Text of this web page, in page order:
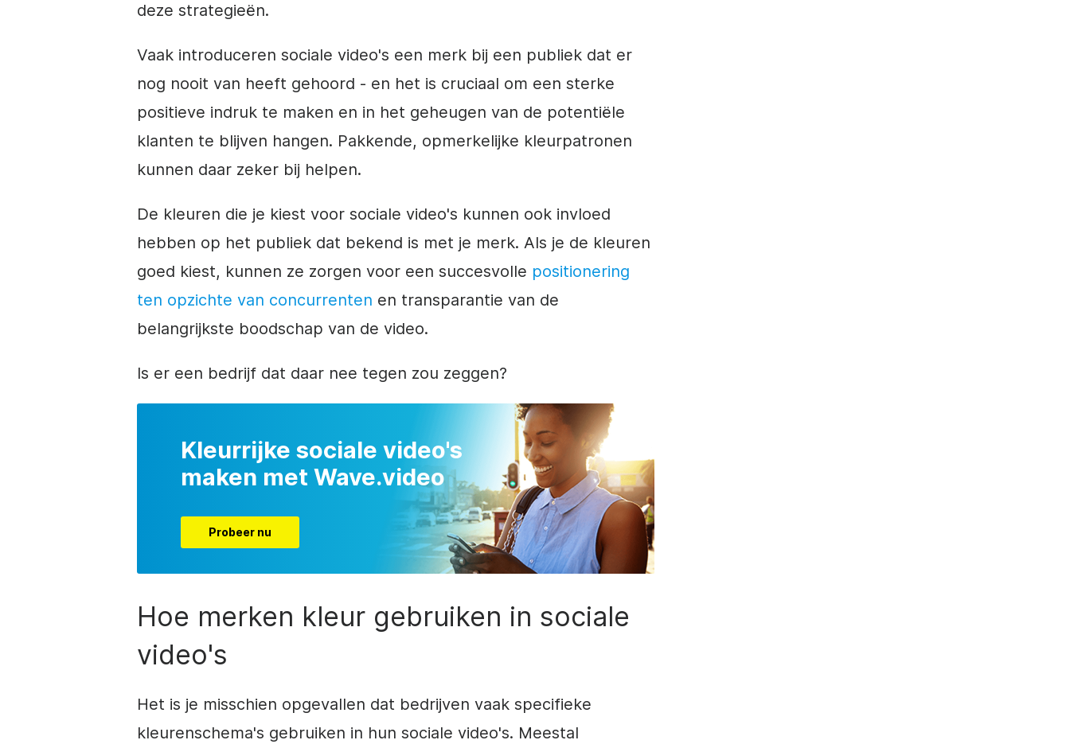
deze strategieën.
Vaak introduceren sociale video's een merk bij een publiek dat er
nog nooit van heeft gehoord - en het is cruciaal om een sterke
positieve indruk te maken en in het geheugen van de potentiële
klanten te blijven hangen. Pakkende, opmerkelijke kleurpatronen
kunnen daar zeker bij helpen.
De kleuren die je kiest voor sociale video's kunnen ook invloed
hebben op het publiek dat bekend is met je merk. Als je de kleuren
goed kiest, kunnen ze zorgen voor een succesvolle positionering
ten opzichte van concurrenten en transparantie van de
belangrijkste boodschap van de video.
Is er een bedrijf dat daar nee tegen zou zeggen?
Kleurrijke sociale video's
maken met Wave.video
Probeer nu
Hoe merken kleur gebruiken in sociale
video's
Het is je misschien opgevallen dat bedrijven vaak specifieke
kleurenschema's gebruiken in hun sociale video's. Meestal